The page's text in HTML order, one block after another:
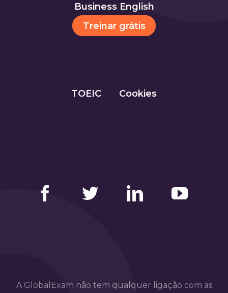
Business English
Treinar grátis
TOEIC Cookies
A GlobalExam não tem qualquer ligação com as